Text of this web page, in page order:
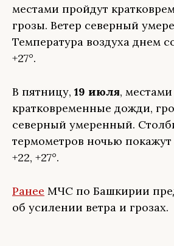
местами пройдут
грозы. Ветер северный
Температура воздуха днем
+27°.
В пятницу, 19 июля,
кратковременные дожди,
северный умеренный.
термометров ночью покажут
+22, +27°.
Ранее МЧС по Башкирии
об усилении ветра и грозах.